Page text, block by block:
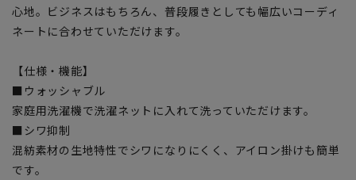
心地。ビジネスはもちろん、普段履きとしても幅広いコーディ
ネートに合わせていただけます。
【仕様・機能】
■ウォッシャブル
家庭用洗濯機で洗濯ネットに入れて洗っていただけます。
■シワ抑制
混紡素材の生地特性でシワになりにくく、アイロン掛けも簡単
です。